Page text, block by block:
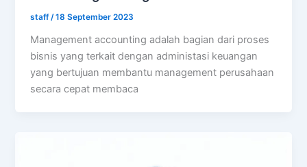
staff/18 September 2023
Management accounting adalah bagian dari proses
bisnis yang terkait dengan administasi keuangan
yang bertujuan membantu management perusahaan
secara cepat membaca